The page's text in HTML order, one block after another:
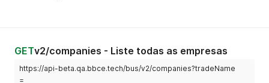
GETv2/companies - Liste todas as empresas
https://api-beta.qa.bbce.tech/bus/v2/companies?tradeName
=